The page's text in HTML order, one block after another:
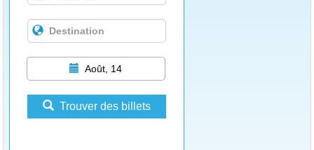
Août, 14
Trouver des billets